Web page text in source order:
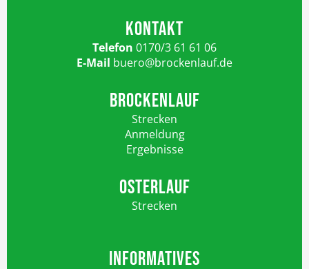
KONTAKT
Telefon 0170/3 61 61 06
E-Mail buero@brockenlauf.de
BROCKENLAUF
Strecken
Anmeldung
Ergebnisse
OSTERLAUF
Strecken
INFORMATIVES